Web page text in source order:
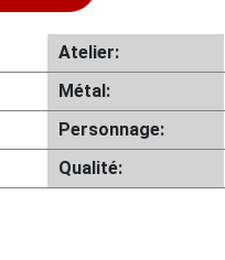
Atelier:
Métal:
Personnage:
Qualité: